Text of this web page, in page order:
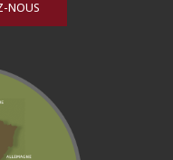
NOUS